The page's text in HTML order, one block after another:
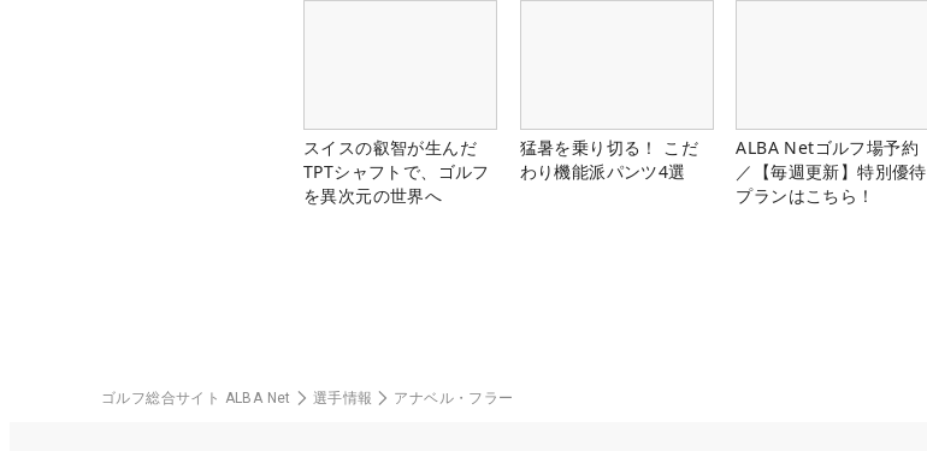
スイスの叡智が生んだ
TPTシャフトで、ゴルフ
を異次元の世界へ
猛暑を乗り切る！ こだ
わり機能派パンツ4選
ALBA Netゴルフ場予約
／【毎週更新】特別優待
プランはこちら！
ゴルフ総合サイト ALBA Net 選手情報 アナベル・フラー